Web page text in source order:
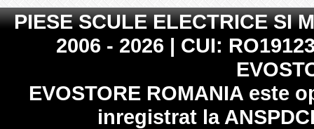
PIESE SCULE ELECTRICE SI
2006 - 2026 | CUI:
EVOSTORE ROMANIAeste
inregistrat la